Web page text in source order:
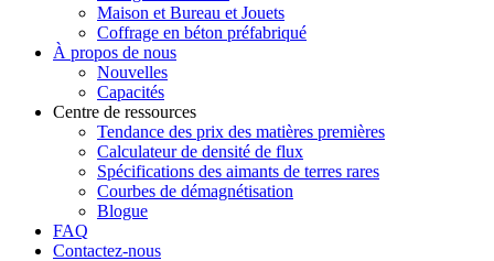
Maison et Bureau et Jouets
Coffrage en béton préfabriqué
À propos de nous
Nouvelles
Capacités
Centre de ressources
Tendance des prix des matières premières
Calculateur de densité de flux
Spécifications des aimants de terres rares
Courbes de démagnétisation
Blogue
FAQ
Contactez-nous